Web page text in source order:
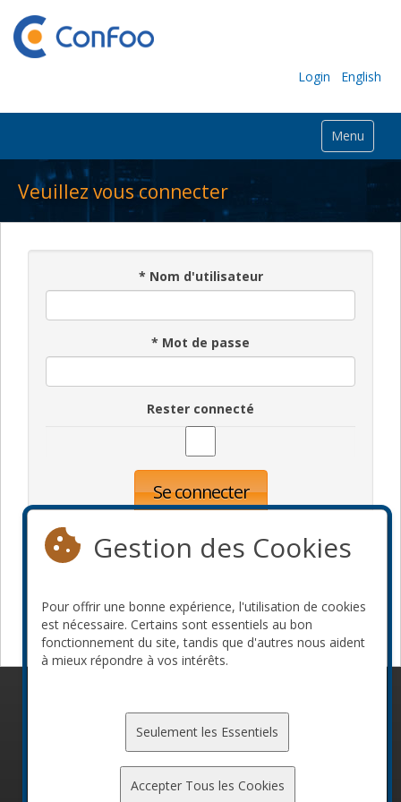
Login English
Menu
Veuillez vous connecter
* Nom d'utilisateur
* Mot de passe
Rester connecté
Se connecter
Devenir commanditaire
Gestion des Cookies
Pour offrir une bonne expérience, l'utilisation de cookies
est nécessaire. Certains sont essentiels au bon
fonctionnement du site, tandis que d'autres nous aident
à mieux répondre à vos intérêts.
Seulement les Essentiels
Accepter Tous les Cookies